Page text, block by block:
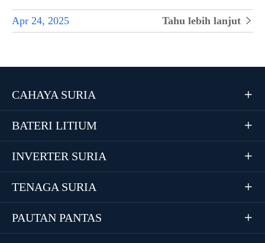
Apr 24, 2025 Tahu lebih lanjut 
CAHAYA SURIA 
BATERI LITIUM 
INVERTER SURIA 
TENAGA SURIA 
PAUTAN PANTAS 